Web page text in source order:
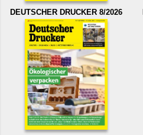
DEUTSCHER DRUCKER 8/2026